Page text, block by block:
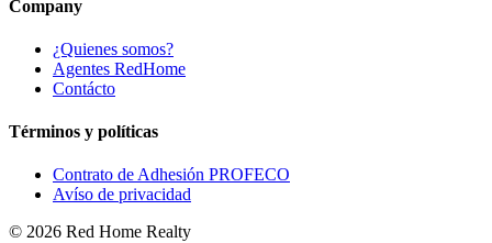
Company
¿Quienes somos?
Agentes RedHome
Contácto
Términos y políticas
Contrato de Adhesión PROFECO
Avíso de privacidad
© 2026 Red Home Realty